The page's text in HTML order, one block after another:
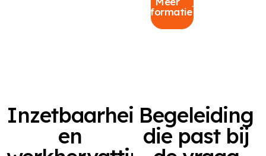
informatie
Inzetbaarheid
en
Begeleiding
die past bij